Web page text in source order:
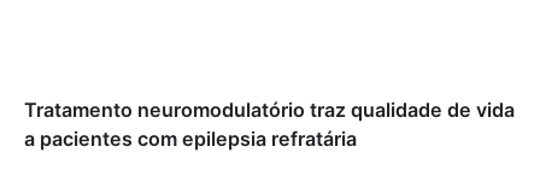
Tratamento neuromodulatório traz qualidade de vida
a pacientes com epilepsia refratária